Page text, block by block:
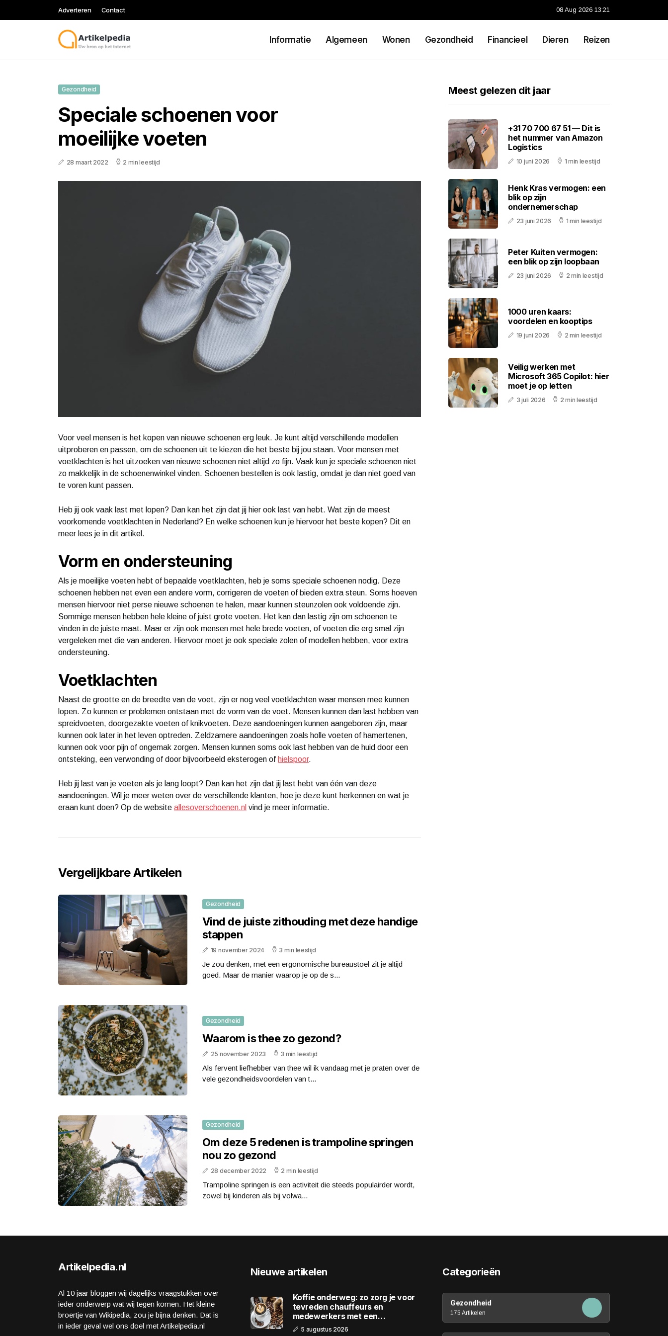
Adverteren Contact 08 Aug 2026 13:21
Informatie Algemeen Wonen Gezondheid Financieel Dieren Reizen
Gezondheid
Speciale schoenen voor
moeilijke voeten
28 maart 2022 2 min leestijd
Voor veel mensen is het kopen van nieuwe schoenen erg leuk. Je kunt altijd verschillende modellen
uitproberen en passen, om de schoenen uit te kiezen die het beste bij jou staan. Voor mensen met
voetklachten is het uitzoeken van nieuwe schoenen niet altijd zo fijn. Vaak kun je speciale schoenen niet
zo makkelijk in de schoenenwinkel vinden. Schoenen bestellen is ook lastig, omdat je dan niet goed van
te voren kunt passen.
Heb jij ook vaak last met lopen? Dan kan het zijn dat jij hier ook last van hebt. Wat zijn de meest
voorkomende voetklachten in Nederland? En welke schoenen kun je hiervoor het beste kopen? Dit en
meer lees je in dit artikel.
Vorm en ondersteuning
Als je moeilijke voeten hebt of bepaalde voetklachten, heb je soms speciale schoenen nodig. Deze
schoenen hebben net even een andere vorm, corrigeren de voeten of bieden extra steun. Soms hoeven
mensen hiervoor niet perse nieuwe schoenen te halen, maar kunnen steunzolen ook voldoende zijn.
Sommige mensen hebben hele kleine of juist grote voeten. Het kan dan lastig zijn om schoenen te
vinden in de juiste maat. Maar er zijn ook mensen met hele brede voeten, of voeten die erg smal zijn
vergeleken met die van anderen. Hiervoor moet je ook speciale zolen of modellen hebben, voor extra
ondersteuning.
Voetklachten
Naast de grootte en de breedte van de voet, zijn er nog veel voetklachten waar mensen mee kunnen
lopen. Zo kunnen er problemen ontstaan met de vorm van de voet. Mensen kunnen dan last hebben van
spreidvoeten, doorgezakte voeten of knikvoeten. Deze aandoeningen kunnen aangeboren zijn, maar
kunnen ook later in het leven optreden. Zeldzamere aandoeningen zoals holle voeten of hamertenen,
kunnen ook voor pijn of ongemak zorgen. Mensen kunnen soms ook last hebben van de huid door een
ontsteking, een verwonding of door bijvoorbeeld eksterogen of hielspoor.
Heb jij last van je voeten als je lang loopt? Dan kan het zijn dat jij last hebt van één van deze
aandoeningen. Wil je meer weten over de verschillende klanten, hoe je deze kunt herkennen en wat je
eraan kunt doen? Op de website allesoverschoenen.nl vind je meer informatie.
Vergelijkbare Artikelen
Gezondheid
Vind de juiste zithouding met deze handige
stappen
19 november 2024 3 min leestijd
Je zou denken, met een ergonomische bureaustoel zit je altijd
goed. Maar de manier waarop je op de s...
Gezondheid
Waarom is thee zo gezond?
25 november 2023 3 min leestijd
Als fervent liefhebber van thee wil ik vandaag met je praten over de
vele gezondheidsvoordelen van t...
Gezondheid
Om deze 5 redenen is trampoline springen
nou zo gezond
28 december 2022 2 min leestijd
Trampoline springen is een activiteit die steeds populairder wordt,
zowel bij kinderen als bij volwa...
Meest gelezen dit jaar
+31 70 700 67 51 — Dit is
het nummer van Amazon
Logistics
10 juni 2026 1 min leestijd
Henk Kras vermogen: een
blik op zijn
ondernemerschap
23 juni 2026 1 min leestijd
Peter Kuiten vermogen:
een blik op zijn loopbaan
23 juni 2026 2 min leestijd
1000 uren kaars:
voordelen en kooptips
19 juni 2026 2 min leestijd
Veilig werken met
Microsoft 365 Copilot: hier
moet je op letten
3 juli 2026 2 min leestijd
Artikelpedia.nl
Al 10 jaar bloggen wij dagelijks vraagstukken over
ieder onderwerp wat wij tegen komen. Het kleine
broertje van Wikipedia, zou je bijna denken. Dat is
in ieder geval wel ons doel met Artikelpedia.nl
Nieuwe artikelen
Koffie onderweg: zo zorg je voor
tevreden chauffeurs en
medewerkers met een
wagenpark
5 augustus 2026
Categorieën
Gezondheid
175 Artikelen